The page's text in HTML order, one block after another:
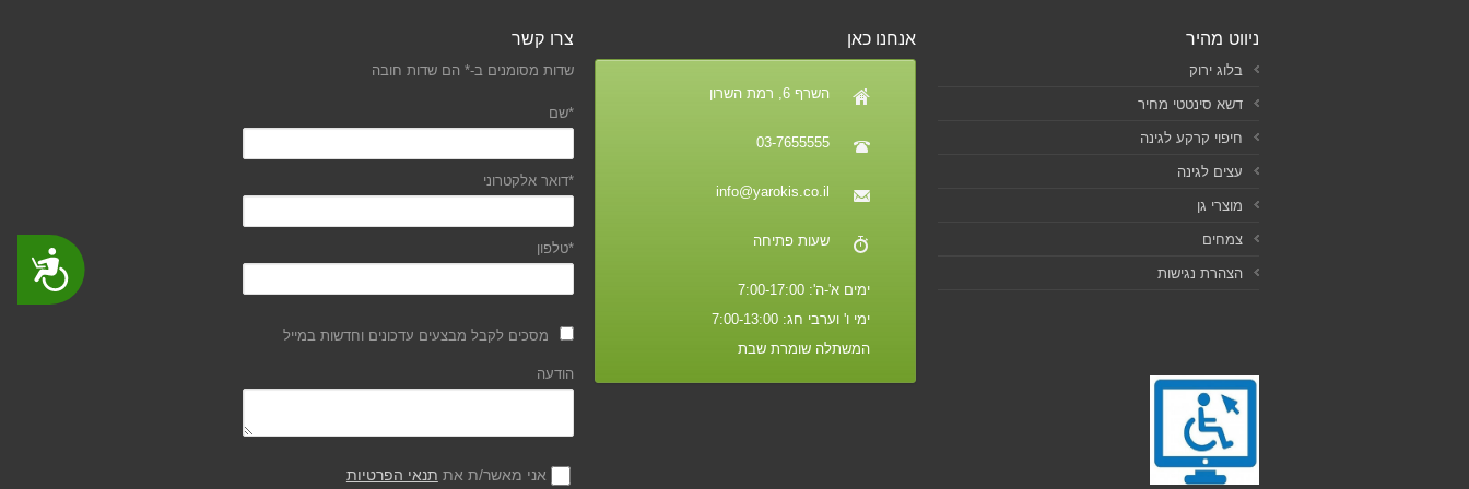
נגישות
ניווט מהיר
בלוג ירוק
דשא סינטטי מחיר
חיפוי קרקע לגינה
עצים לגינה
מוצרי גן
צמחים
הצהרת נגישות
אנחנו כאן
השרף 6, רמת השרון
03-7655555
info@yarokis.co.il
שעות פתיחה
ימים א'-ה': 7:00-17:00
ימי ו' וערבי חג: 7:00-13:00
המשתלה שומרת שבת
צרו קשר
שדות מסומנים ב-* הם שדות חובה
*שם
*דואר אלקטרוני
*טלפון
מסכים לקבל מבצעים עדכונים וחדשות במייל
הודעה
אני מאשר/ת את תנאי הפרטיות